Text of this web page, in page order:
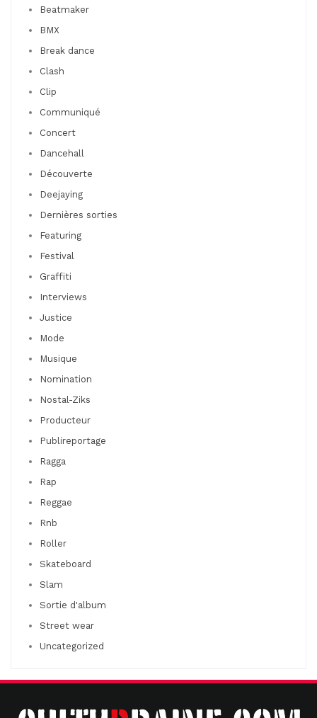
Beatmaker
BMX
Break dance
Clash
Clip
Communiqué
Concert
Dancehall
Découverte
Deejaying
Dernières sorties
Featuring
Festival
Graffiti
Interviews
Justice
Mode
Musique
Nomination
Nostal-Ziks
Producteur
Publireportage
Ragga
Rap
Reggae
Rnb
Roller
Skateboard
Slam
Sortie d'album
Street wear
Uncategorized